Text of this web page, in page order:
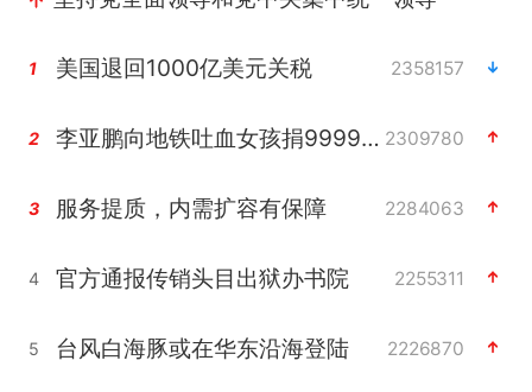
1 美国退回1000亿美元关税 2358157
2 李亚鹏向地铁吐血女孩捐99999元 2309780
3 服务提质，内需扩容有保障 2284063
4 官方通报传销头目出狱办书院 2255311
5 台风白海豚或在华东沿海登陆 2226870